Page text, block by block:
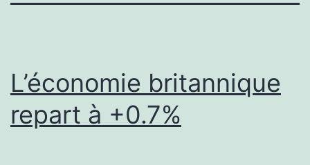
L’économie britannique
repart à +0.7%